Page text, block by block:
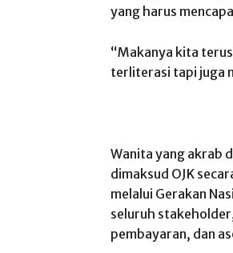
yang harus
“Makanya kita
terliterasi tapi juga
Wanita yang akrab
dimaksud OJK
melalui Gerakan
seluruh
pembayaran, dan